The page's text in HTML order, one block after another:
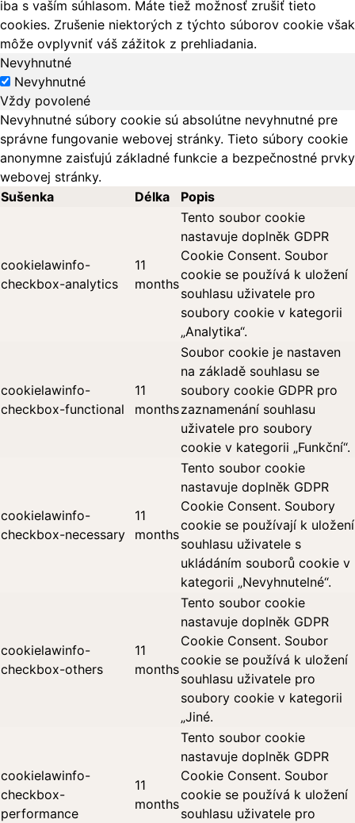
iba s vaším súhlasom. Máte tiež možnosť zrušiť tieto
cookies. Zrušenie niektorých z týchto súborov cookie však
môže ovplyvniť váš zážitok z prehliadania.
Nevyhnutné
Nevyhnutné
Vždy povolené
Nevyhnutné súbory cookie sú absolútne nevyhnutné pre
správne fungovanie webovej stránky. Tieto súbory cookie
anonymne zaisťujú základné funkcie a bezpečnostné prvky
webovej stránky.
Sušenka
Délka Popis
cookielawinfo-
checkbox-analytics
11
months
Tento soubor cookie
nastavuje doplněk GDPR
Cookie Consent. Soubor
cookie se používá k uložení
souhlasu uživatele pro
soubory cookie v kategorii
„Analytika“.
cookielawinfo-
checkbox-functional
11
months
Soubor cookie je nastaven
na základě souhlasu se
soubory cookie GDPR pro
zaznamenání souhlasu
uživatele pro soubory
cookie v kategorii „Funkční“.
cookielawinfo-
checkbox-necessary
11
months
Tento soubor cookie
nastavuje doplněk GDPR
Cookie Consent. Soubory
cookie se používají k uložení
souhlasu uživatele s
ukládáním souborů cookie v
kategorii „Nevyhnutelné“.
cookielawinfo-
checkbox-others
11
months
Tento soubor cookie
nastavuje doplněk GDPR
Cookie Consent. Soubor
cookie se používá k uložení
souhlasu uživatele pro
soubory cookie v kategorii
„Jiné.
cookielawinfo-
checkbox-
performance
11
months
Tento soubor cookie
nastavuje doplněk GDPR
Cookie Consent. Soubor
cookie se používá k uložení
souhlasu uživatele pro